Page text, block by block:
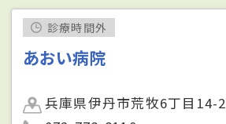
診療時間外
あおい病院
兵庫県伊丹市荒牧6丁目14-2